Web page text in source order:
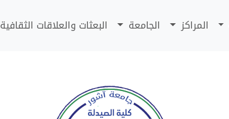
المراكز الجامعة البعثات والعلاقات الثقافية